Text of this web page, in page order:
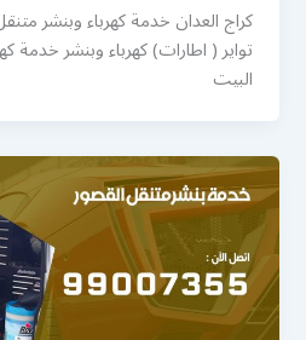
كراج العدان خدمة كهرباء وبنشر
تواير ( اطارات) كهرباء وبنشر خدمة
البيت